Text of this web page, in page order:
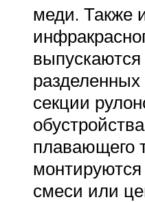
меди. Также
секции
плавающего
смеси или